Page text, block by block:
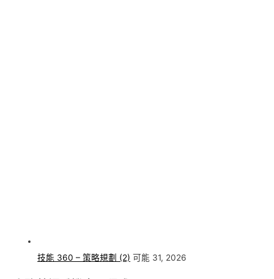
技能 360 – 策略規劃 (2) 可能 31, 2026